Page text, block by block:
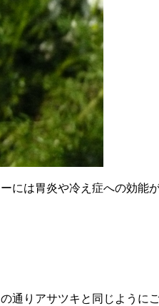
には胃炎や冷え症への効能
通りアサツキと同じようにご